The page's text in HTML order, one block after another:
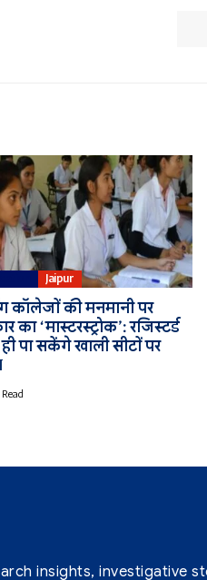
Jaipur
कॉलेजों की मनमानी पर
का ‘मास्टरस्ट्रोक’: रजिस्टर्ड
ही पा सकेंगे खाली सीटों पर
insights, investigative